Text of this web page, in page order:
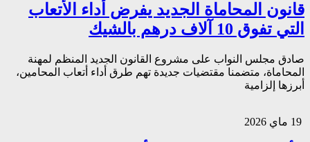
قانون المحاماة الجديد يفرض أداء الأتعاب
التي تفوق 10 آلاف درهم بالشيك
صادق مجلس النواب على مشروع القانون الجديد المنظم لمهنة
المحاماة، متضمنا مقتضيات جديدة تهم طرق أداء أتعاب المحامين،
أبرزها إلزامية